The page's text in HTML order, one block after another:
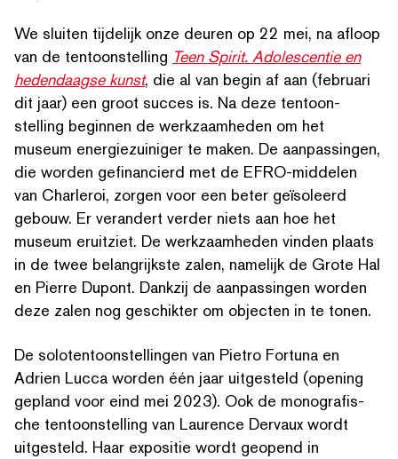
ZOEK OP TREFWOORDEN
We sluiten tijdelijk onze deuren op 22 mei, na afloop
van de ten­toon­stelling Teen Spirit. Ado­les­cen­tie en
hedendaagse kunst, die al van begin af aan (februari
dit jaar) een groot succes is. Na deze ten­toon­
stelling beginnen de werkza­amhe­den om het
museum energiezuiniger te maken. De aan­passin­gen,
die worden gefi­nancierd met de EFRO-middelen
van Charleroi, zorgen voor een beter geïsoleerd
gebouw. Er verandert verder niets aan hoe het
museum eruitziet. De werkza­amhe­den vinden plaats
in de twee belan­grijk­ste zalen, namelijk de Grote Hal
en Pierre Dupont. Dankzij de aan­passin­gen worden
deze zalen nog geschikter om objecten in te tonen.
De solo­ten­toon­stellin­gen van Pietro Fortuna en
Adrien Lucca worden één jaar uitgesteld (opening
gepland voor eind mei 2023). Ook de mono­grafis­
che ten­toon­stelling van Laurence Dervaux wordt
uitgesteld. Haar expositie wordt geopend in